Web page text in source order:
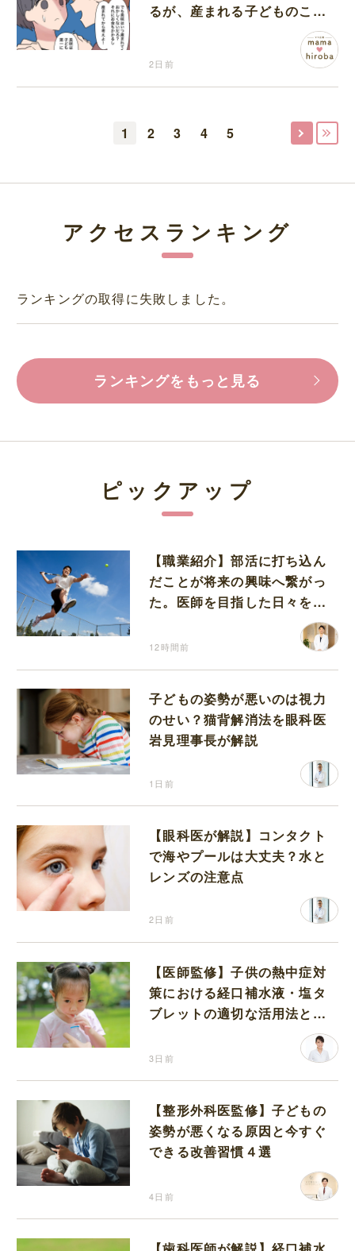
るが、産まれる子どものこと
を第一に考えてと流される
2日前
1 2 3 4 5
アクセスランキング
ランキングの取得に失敗しました。
ランキングをもっと見る
ピックアップ
【職業紹介】部活に打ち込ん
だことが将来の興味へ繋がっ
た。医師を目指した日々を振
12時間前
子どもの姿勢が悪いのは視力
のせい？猫背解消法を眼科医
岩見理事長が解説
1日前
【眼科医が解説】コンタクト
で海やプールは大丈夫？水と
レンズの注意点
2日前
【医師監修】子供の熱中症対
策における経口補水液・塩タ
ブレットの適切な活用法と水
3日前
【整形外科医監修】子どもの
姿勢が悪くなる原因と今すぐ
できる改善習慣４選
4日前